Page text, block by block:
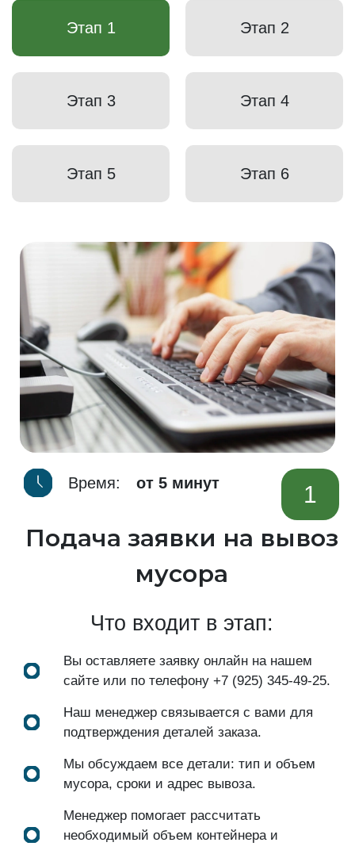
Этап 1 Этап 2
Этап 3 Этап 4
Этап 5 Этап 6
Время: от 5 минут 1
Подача заявки на вывоз
мусора
Что входит в этап:
Вы оставляете заявку онлайн на нашем
сайте или по телефону +7 (925) 345-49-25.
Наш менеджер связывается с вами для
подтверждения деталей заказа.
Мы обсуждаем все детали: тип и объем
мусора, сроки и адрес вывоза.
Менеджер помогает рассчитать
необходимый объем контейнера и